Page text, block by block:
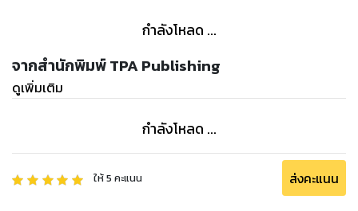
กำลังโหลด ...
จากสำนักพิมพ์ TPA Publishing
ดูเพิ่มเติม
กำลังโหลด ...
ให้5 คะแนน ส่งคะแนน